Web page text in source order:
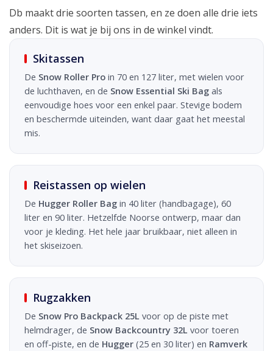
Db maakt drie soorten tassen, en ze doen alle drie iets
anders. Dit is wat je bij ons in de winkel vindt.
Skitassen
De Snow Roller Pro in 70 en 127 liter, met wielen voor
de luchthaven, en de Snow Essential Ski Bag als
eenvoudige hoes voor een enkel paar. Stevige bodem
en beschermde uiteinden, want daar gaat het meestal
mis.
Reistassen op wielen
De Hugger Roller Bag in 40 liter (handbagage), 60
liter en 90 liter. Hetzelfde Noorse ontwerp, maar dan
voor je kleding. Het hele jaar bruikbaar, niet alleen in
het skiseizoen.
Rugzakken
De Snow Pro Backpack 25L voor op de piste met
helmdrager, de Snow Backcountry 32L voor toeren
en off-piste, en de Hugger (25 en 30 liter) en Ramverk